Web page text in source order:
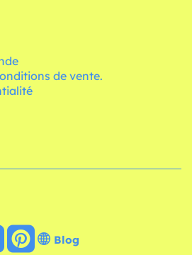
de vente.
Blog